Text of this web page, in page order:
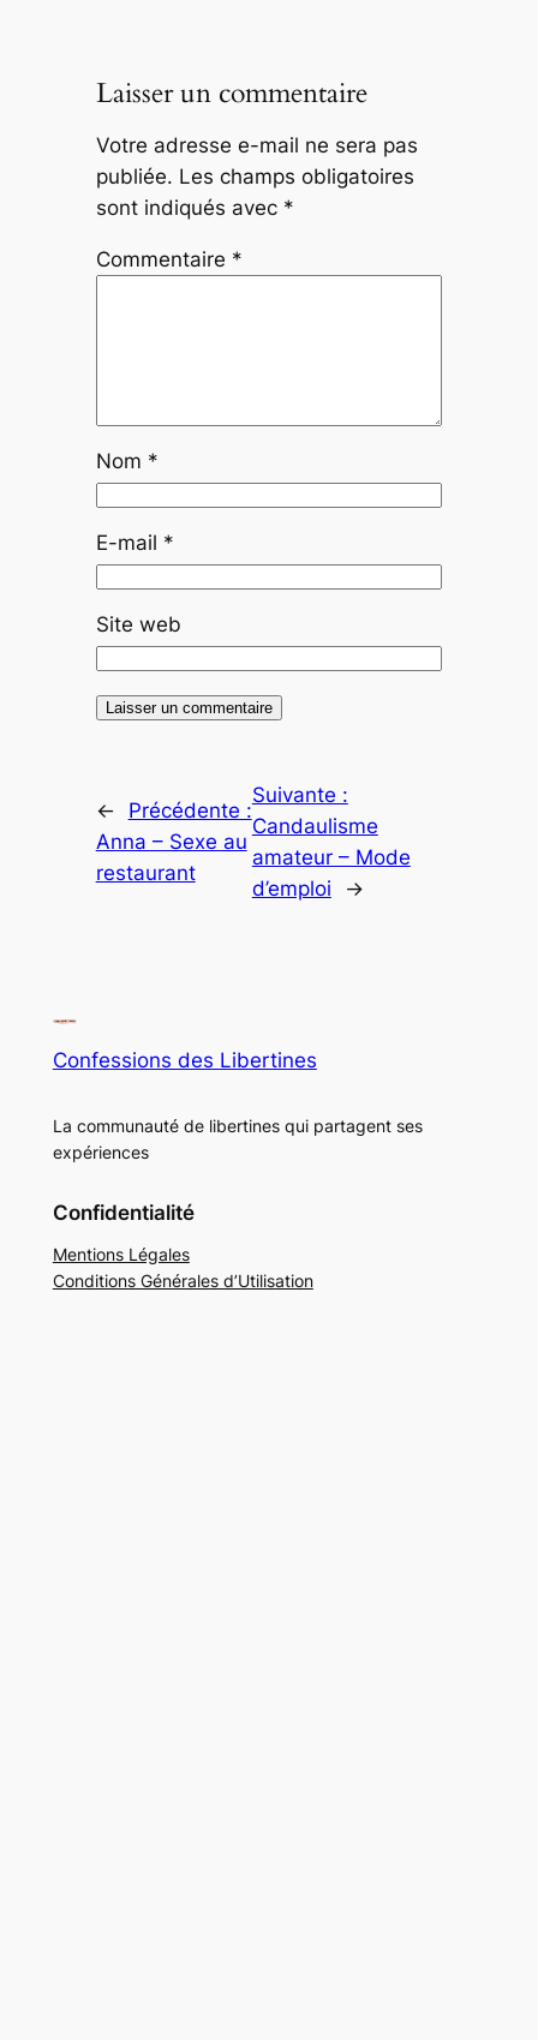
Laisser un commentaire
Votre adresse e-mail ne sera pas
publiée. Les champs obligatoires
sont indiqués avec *
Commentaire *
Nom *
E-mail *
Site web
←
Précédente :
Anna – Sexe au
restaurant
Suivante :
Candaulisme
amateur – Mode
d’emploi
→
Confessions des Libertines
La communauté de libertines qui partagent ses
expériences
Confidentialité
Mentions Légales
Conditions Générales d’Utilisation